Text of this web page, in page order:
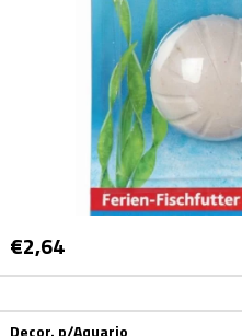
€2,64
Decor. p/Aquario